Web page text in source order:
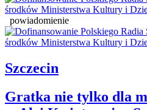
powiadomienie
Szczecin
Gratka nie tylko dla